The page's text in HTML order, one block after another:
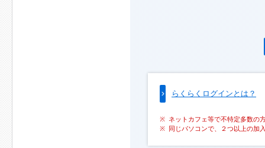
らくらくログインとは？
ネットカフェ等で不特定多数の
同じパソコンで、２つ以上の加